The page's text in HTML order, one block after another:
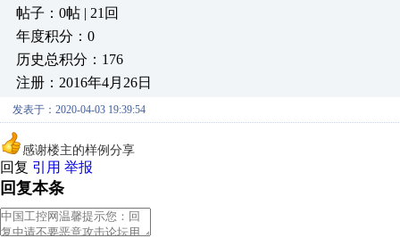
帖子：0帖 | 21回
年度积分：0
历史总积分：176
注册：2016年4月26日
发表于：2020-04-03 19:39:54
感谢楼主的样例分享
回复 引用 举报
回复本条